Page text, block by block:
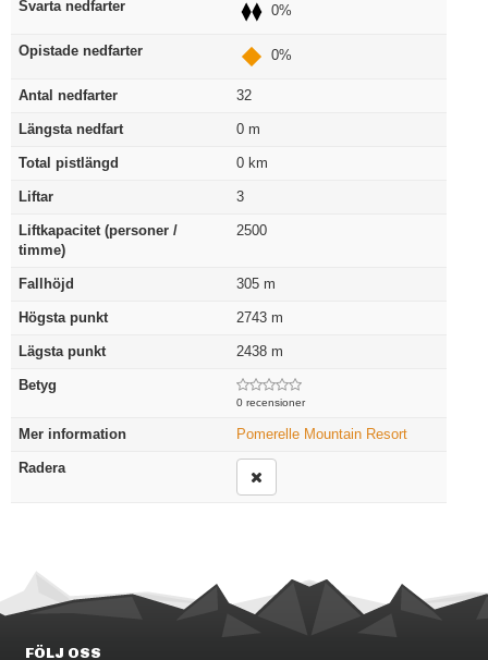
Svarta nedfarter 0%
Opistade nedfarter 0%
Antal nedfarter 32
Längsta nedfart 0 m
Total pistlängd 0 km
Liftar 3
Liftkapacitet (personer /
timme)
2500
Fallhöjd 305 m
Högsta punkt 2743 m
Lägsta punkt 2438 m
Betyg
0 recensioner
Mer information Pomerelle Mountain Resort
Radera
FÖLJ OSS